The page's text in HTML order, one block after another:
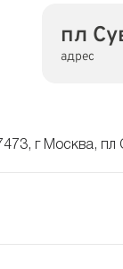
пл
адрес
г Москва,